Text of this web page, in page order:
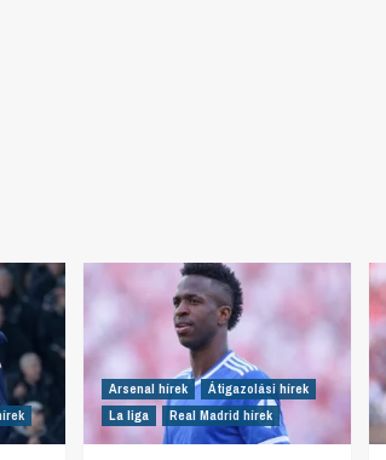
Arsenal hírek
Átigazolási hírek
La liga
Real Madrid hírek